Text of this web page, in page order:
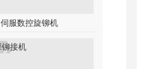
伺服数控旋铆机